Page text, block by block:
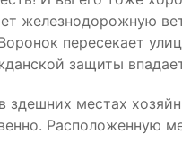
железнодорожную
пересекает
защиты
местах
Расположенную